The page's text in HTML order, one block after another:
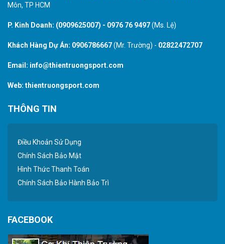
Môn, TP HCM
P. Kinh Doanh: (0909625007) - 0976 76 9497(Ms. Lệ)
Khách Hàng Dự Án: 0906786667(Mr. Trường) - 02822472707
Email: info@thientruongsport.com
Web: thientruongsport.com
THÔNG TIN
Điều Khoản Sử Dụng
Chính Sách Bảo Mật
Hình Thức Thanh Toán
Chính Sách Bảo Hành Bảo Trì
FACEBOOK